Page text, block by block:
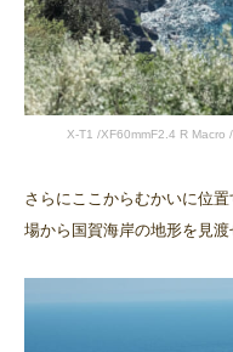
X-T1 /XF60mmF2.4 R Macro
さらにここからむかいに位置
場から国賀海岸の地形を見渡